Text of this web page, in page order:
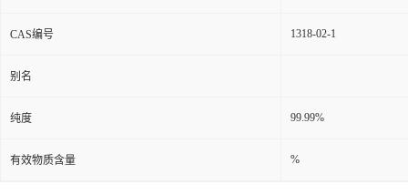
CAS编号 1318-02-1
别名
纯度 99.99%
有效物质含量 %